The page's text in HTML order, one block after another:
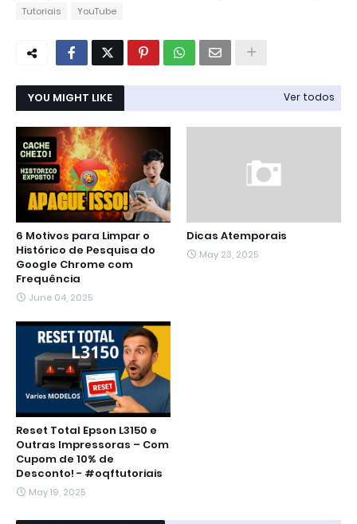
Tutoriais
YouTube
YOU MIGHT LIKE Ver todos
6 Motivos para Limpar o
Histórico de Pesquisa do
Google Chrome com
Frequência
June 04, 2025
Dicas Atemporais
May 23, 2025
Reset Total Epson L3150 e
Outras Impressoras – Com
Cupom de 10% de
Desconto! - #oqftutoriais
May 19, 2025